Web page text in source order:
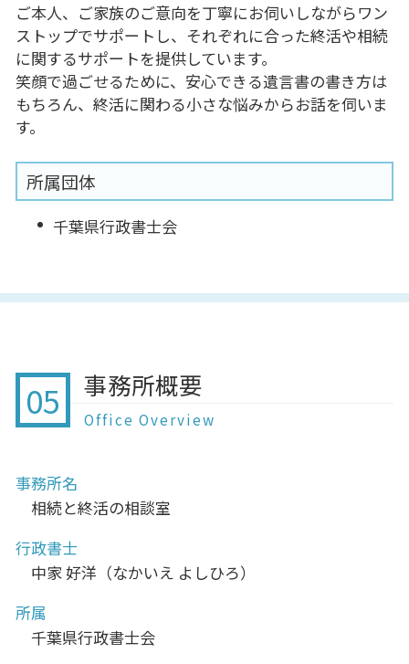
ご本人、ご家族のご意向を丁寧にお伺いしながらワン
ストップでサポートし、それぞれに合った終活や相続
に関するサポートを提供しています。
笑顔で過ごせるために、安心できる遺言書の書き方は
もちろん、終活に関わる小さな悩みからお話を伺いま
す。
所属団体
千葉県行政書士会
05 事務所概要
Office Overview
事務所名
相続と終活の相談室
行政書士
中家 好洋（なかいえ よしひろ）
所属
千葉県行政書士会